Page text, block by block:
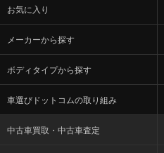
お気に入り
メーカーから探す
ボディタイプから探す
車選びドットコムの取り組み
中古車買取・中古車査定